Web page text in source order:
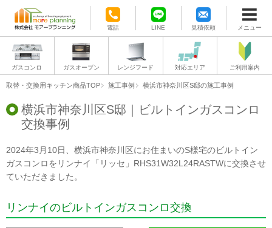
電話 LINE 見積依頼 メニュー
ガスコンロ ガスオーブン レンジフード 対応エリア ご利用案内
取替・交換用キッチン商品TOP 施工事例 横浜市神奈川区S邸の施工事例
横浜市神奈川区S邸｜ビルトインガスコンロ
交換事例
2024年3月10日、横浜市神奈川区にお住まいのS様宅のビルトイン
ガスコンロをリンナイ「リッセ」RHS31W32L24RASTWに交換させ
ていただきました。
リンナイのビルトインガスコンロ交換